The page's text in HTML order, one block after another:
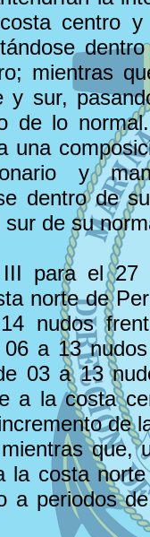
centro
mientras
sur,
de lo
una
y
dentro de
de su
para el 27
norte de
nudos
a 13
03 a 13
a la costa
de
que,
la costa
a periodos